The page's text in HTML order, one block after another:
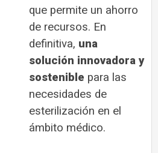
que permite un ahorro
de recursos. En
definitiva, una
solución innovadora y
sostenible para las
necesidades de
esterilización en el
ámbito médico.